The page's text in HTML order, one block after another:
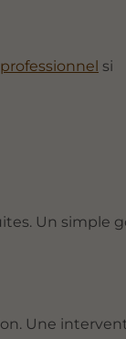
professionnel si
Un simple
Une